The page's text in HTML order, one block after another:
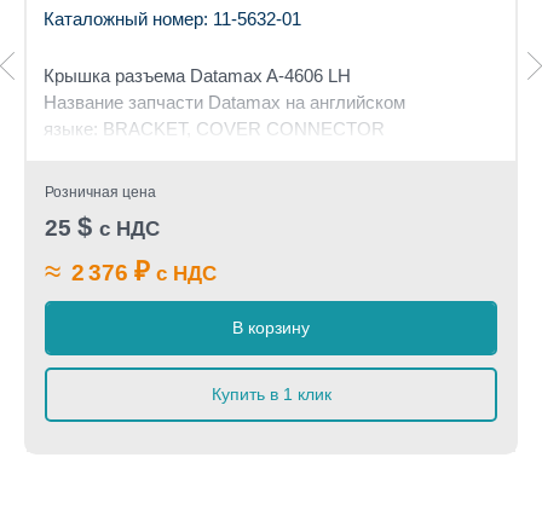
Каталожный номер: 11-5632-01
Крышка разъема Datamax A-4606 LH
Название запчасти Datamax на английском
языке: BRACKET, COVER CONNECTOR
Розничная цена
25 $ с НДС
≈ 2 376 ₽ с НДС
В корзину
Купить в 1 клик